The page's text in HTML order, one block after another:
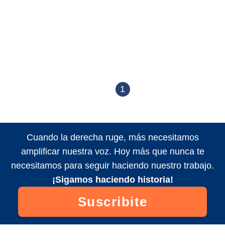
1
Cuando la derecha ruge, más necesitamos
amplificar nuestra voz. Hoy más que nunca te
necesitamos para seguir haciendo nuestro trabajo.
¡Sigamos haciendo historia!
Suscribite